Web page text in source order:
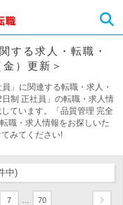
する求人・転職・
）更新＞
」に関連する転職・求人・
制 正社員」の転職・求人情
ています。「品質管理 完全
職・求人情報をお探しいた
みてください!
中)
7 70